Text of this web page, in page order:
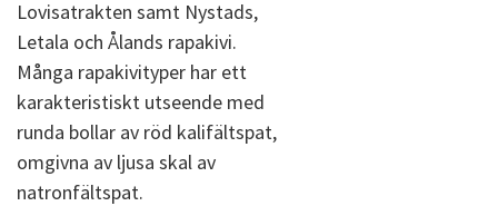
Lovisatrakten samt Nystads,
Letala och Ålands rapakivi.
Många rapakivityper har ett
karakteristiskt utseende med
runda bollar av röd kalifältspat,
omgivna av ljusa skal av
natronfältspat.